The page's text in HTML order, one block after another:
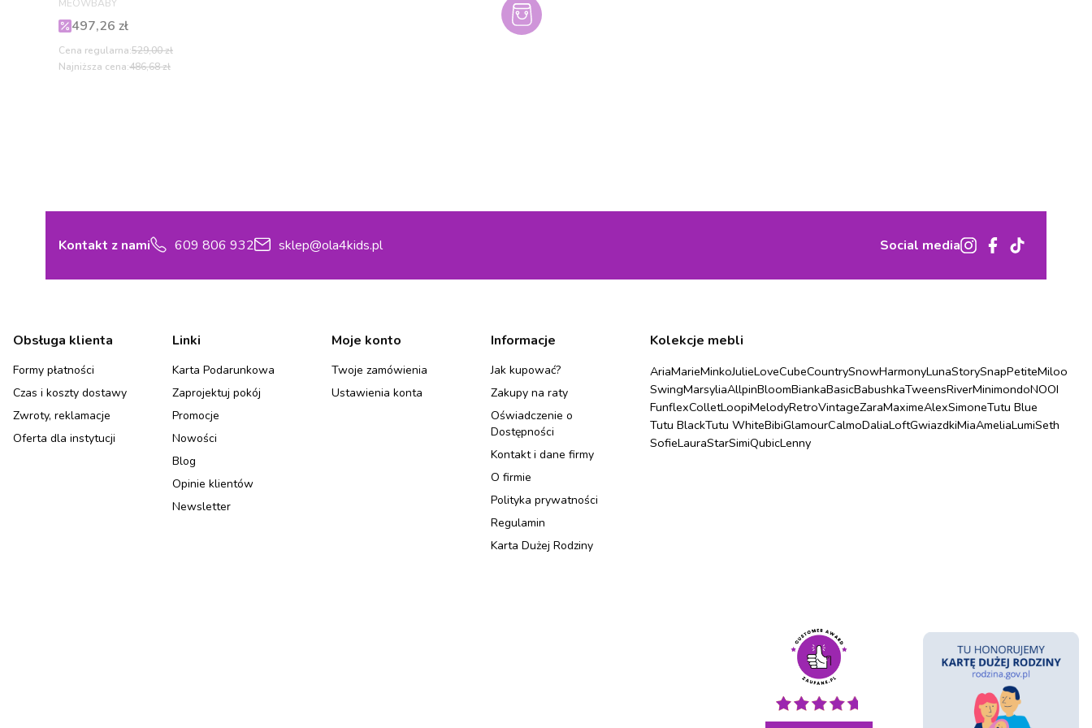
MEOWBABY
Cena promocyjna
497,26 zł
Cena regularna:529,00 zł
Najniższa cena:486,68 zł
Kontakt z nami 609 806 932 sklep@ola4kids.pl Social media
Linki w stopce
Obsługa klienta
Formy płatności
Czas i koszty dostawy
Zwroty, reklamacje
Oferta dla instytucji
Linki
Karta Podarunkowa
Zaprojektuj pokój
Promocje
Nowości
Blog
Opinie klientów
Newsletter
Moje konto
Twoje zamówienia
Ustawienia konta
Informacje
Jak kupować?
Zakupy na raty
Oświadczenie o
Dostępności
Kontakt i dane firmy
O firmie
Polityka prywatności
Regulamin
Karta Dużej Rodziny
Kolekcje mebli
AriaMarieMinkoJulieLoveCubeCountrySnowHarmonyLunaStorySnapPetiteMiloo
SwingMarsyliaAllpinBloomBiankaBasicBabushkaTweensRiverMinimondoNOOI
FunflexColletLoopiMelodyRetroVintageZaraMaximeAlexSimoneTutu Blue
Tutu BlackTutu WhiteBibiGlamourCalmoDaliaLoftGwiazdkiMiaAmeliaLumiSeth
SofieLauraStarSimiQubicLenny